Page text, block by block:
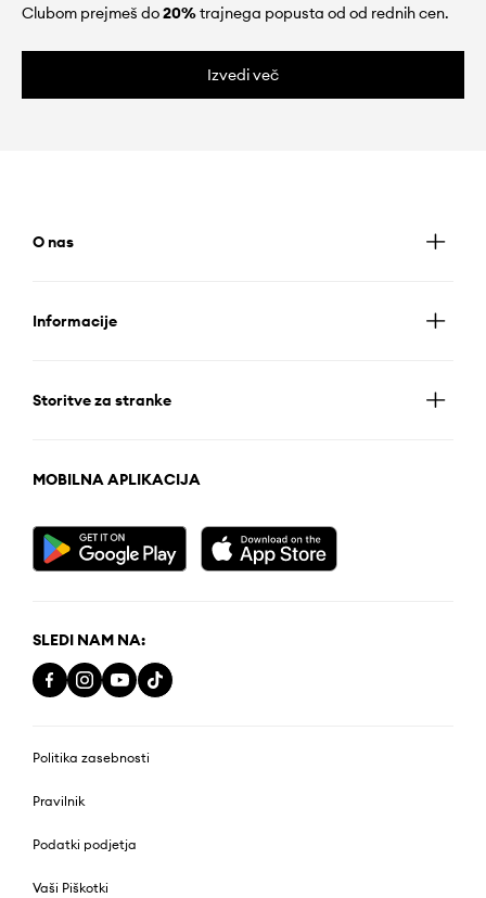
Clubom prejmeš do20%trajnega popusta od od rednih cen.
Izvedi več
O nas
Informacije
Storitve za stranke
MOBILNA APLIKACIJA
SLEDI NAM NA:
Politika zasebnosti
Pravilnik
Podatki podjetja
Vaši Piškotki